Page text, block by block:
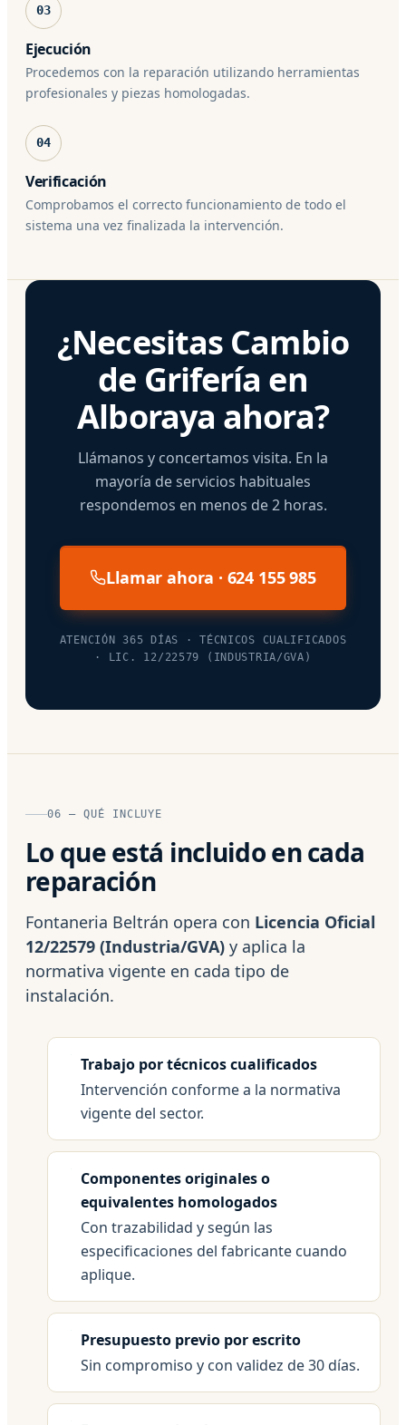
03
Ejecución
Procedemos con la reparación utilizando herramientas
profesionales y piezas homologadas.
04
Verificación
Comprobamos el correcto funcionamiento de todo el
sistema una vez finalizada la intervención.
¿Necesitas Cambio
de Grifería en
Alboraya ahora?
Llámanos y concertamos visita. En la
mayoría de servicios habituales
respondemos en menos de 2 horas.
Llamar ahora · 624 155 985
ATENCIÓN 365 DÍAS · TÉCNICOS CUALIFICADOS
· LIC. 12/22579 (INDUSTRIA/GVA)
06 — QUÉ INCLUYE
Lo que está incluido en cada
reparación
Fontaneria Beltrán opera con Licencia Oficial
12/22579 (Industria/GVA) y aplica la
normativa vigente en cada tipo de
instalación.
Trabajo por técnicos cualificados
Intervención conforme a la normativa
vigente del sector.
Componentes originales o
equivalentes homologados
Con trazabilidad y según las
especificaciones del fabricante cuando
aplique.
Presupuesto previo por escrito
Sin compromiso y con validez de 30 días.